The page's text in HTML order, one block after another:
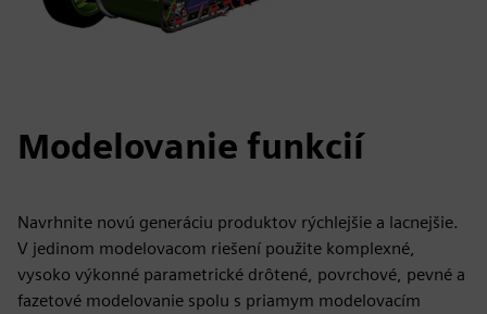
Modelovanie funkcií
Navrhnite novú generáciu produktov rýchlejšie a lacnejšie.
V jedinom modelovacom riešení použite komplexné,
vysoko výkonné parametrické drôtené, povrchové, pevné a
fazetové modelovanie spolu s priamym modelovacím